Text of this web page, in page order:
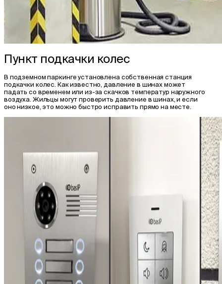
Пункт подкачки колес
В подземном паркинге установлена собственная станция
подкачки колес. Как известно, давление в шинах может
падать со временем или из-за скачков температур наружного
воздуха. Жильцы могут проверить давление в шинах, и если
оно низкое, это можно быстро исправить прямо на месте.